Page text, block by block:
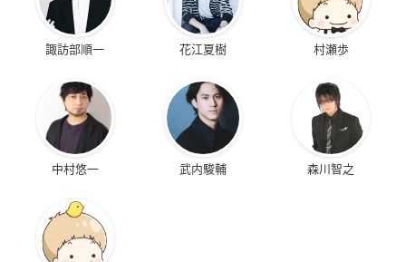
諏訪部順一 花江夏樹 村瀬歩
中村悠一 武内駿輔 森川智之